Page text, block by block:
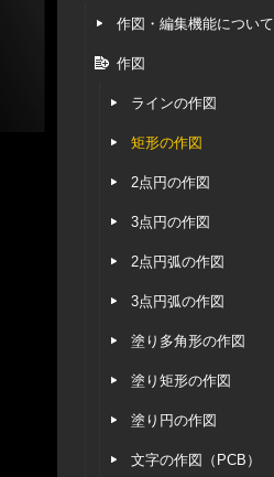
作図・編集機能について
作図
ラインの作図
矩形の作図
2点円の作図
3点円の作図
2点円弧の作図
3点円弧の作図
塗り多角形の作図
塗り矩形の作図
塗り円の作図
文字の作図（PCB）